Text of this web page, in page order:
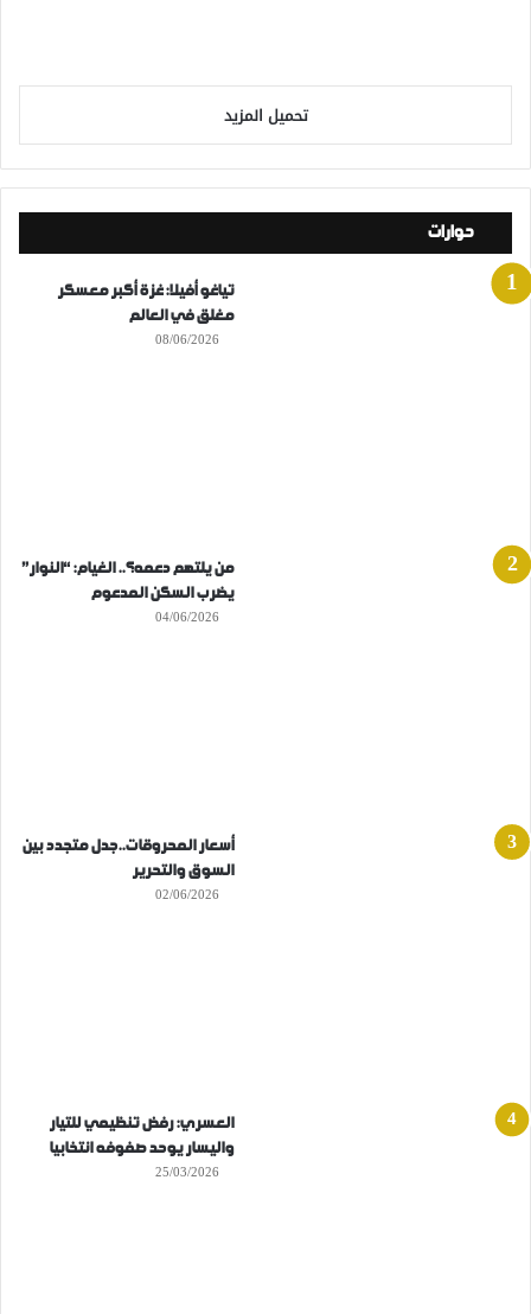
تحميل المزيد
حوارات
تياغو أفيلا: غزة أكبر معسكر
مغلق في العالم
08/06/2026
من يلتهم دعمه؟.. الغيام: “النوار”
يضرب السكن المدعوم
04/06/2026
أسعار المحروقات..جدل متجدد بين
السوق والتحرير
02/06/2026
العسري: رفض تنظيمي للتيار
واليسار يوحد صفوفه انتخابيا
25/03/2026